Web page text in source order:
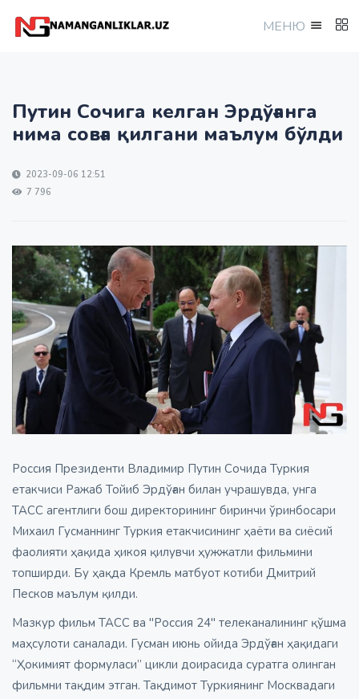
МEНЮ
Путин Сочига келган Эрдўғанга
нима совға қилгани маълум бўлди
2023-09-06 12:51
7 796
Россия Президенти Владимир Путин Сочида Туркия
етакчиси Ражаб Тойиб Эрдўған билан учрашувда, унга
ТАСС агентлиги бош директорининг биринчи ўринбосари
Михаил Гусманнинг Туркия етакчисининг ҳаёти ва сиёсий
фаолияти ҳақида ҳикоя қилувчи ҳужжатли фильмини
топширди. Бу ҳақда Кремль матбуот котиби Дмитрий
Песков маълум қилди.
Мазкур фильм ТАСС ва "Россия 24" телеканалининг қўшма
маҳсулоти саналади. Гусман июнь ойида Эрдўған ҳақидаги
“Ҳокимият формуласи” цикли доирасида суратга олинган
фильмни тақдим этган. Тақдимот Туркиянинг Москвадаги